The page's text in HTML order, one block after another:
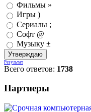
Фильмы »
Игры )
Сериалы ;
Софт @
Музыку ±
Результат
Всего ответов: 1738
Партнеры